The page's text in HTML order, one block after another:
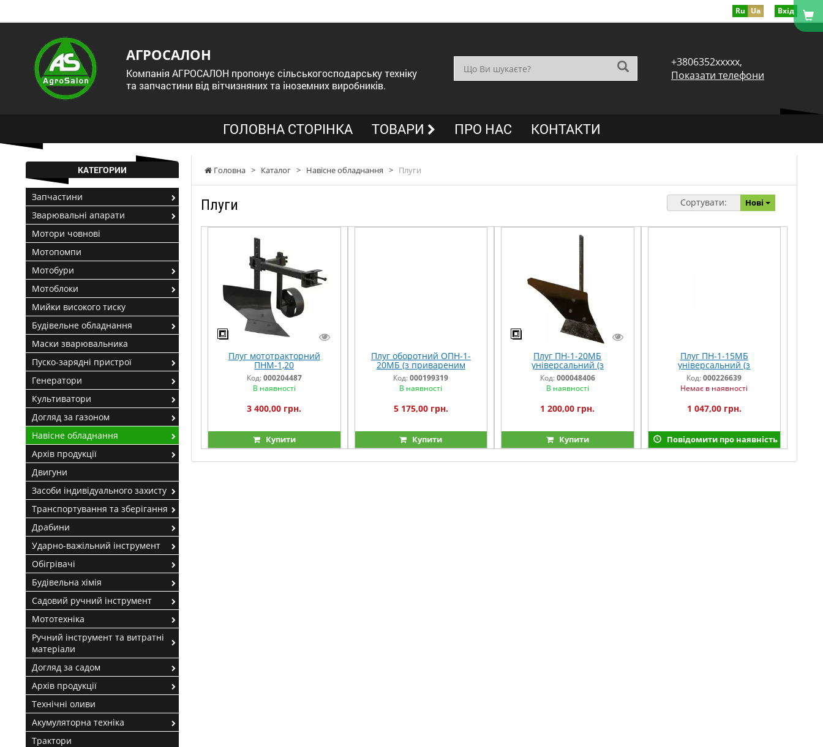
Ru Ua Вхід
АГРОСАЛОН
Компанія АГРОСАЛОН пропонує сільськогосподарську техніку
та запчастини від вітчизняних та іноземних виробників.
+3806352xxxxx,
Показати телефони
ГОЛОВНА СТОРІНКА ТОВАРИ ПРО НАС КОНТАКТИ
Головна > Каталог > Навісне обладнання > Плуги
Плуги Сортувати: Нові
Плуг мототракторний
ПНМ-1,20
Код:000204487
В наявності
3 400,00 грн.
Купити
Плуг оборотний ОПН-1-
20МБ (з привареним
відвалом)
Код:000199319
В наявності
5 175,00 грн.
Купити
Плуг ПН-1-20МБ
універсальний (з
привареним відвалом)
Код:000048406
В наявності
1 200,00 грн.
Купити
Плуг ПН-1-15МБ
універсальний (з
привареним відвалом)
Код:000226639
Немає в наявності
1 047,00 грн.
Повідомити про наявність
КАТЕГОРИИ
Запчастини
Зварювальні апарати
Мотори човнові
Мотопомпи
Мотобури
Мотоблоки
Мийки високого тиску
Будівельне обладнання
Маски зварювальника
Пуско-зарядні пристрої
Генератори
Культиватори
Догляд за газоном
Навісне обладнання
Архів продукції
Двигуни
Засоби індивідуального захисту
Транспортування та зберігання
Драбини
Ударно-важільний інструмент
Обігрівачі
Будівельна хімія
Садовий ручний інструмент
Мототехніка
Ручний інструмент та витратні
матеріали
Догляд за садом
Архів продукції
Технічні оливи
Акумуляторна техніка
Трактори